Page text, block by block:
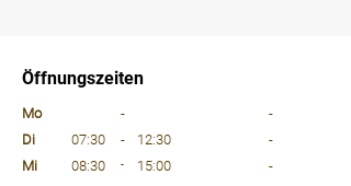
Öffnungszeiten
Mo
-
-
Di
07:30 - 12:30
-
Mi
08:30 - 15:00
-